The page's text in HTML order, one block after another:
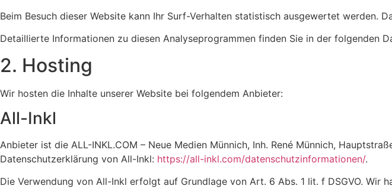
Beim Besuch dieser Website kann Ihr Surf-Verhalten statistisch ausgewertet werden.
Detaillierte Informationen zu diesen Analyseprogrammen finden Sie in der folgenden
2. Hosting
Wir hosten die Inhalte unserer Website bei folgendem Anbieter:
All-Inkl
Anbieter ist die ALL-INKL.COM – Neue Medien Münnich, Inh. René Münnich,
Datenschutzerklärung von All-Inkl: https://all-inkl.com/datenschutzinformationen/.
Die Verwendung von All-Inkl erfolgt auf Grundlage von Art. 6 Abs. 1 lit. f DSGVO. Wir